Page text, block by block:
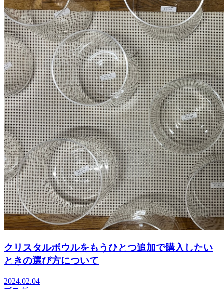
クリスタルボウルをもうひとつ追加で購入したい
ときの選び方について
2024.02.04